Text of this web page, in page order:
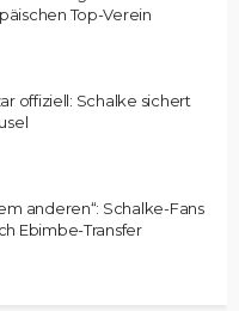
Top-Verein
offiziell: Schalke sichert
anderen“: Schalke-Fans
Ebimbe-Transfer